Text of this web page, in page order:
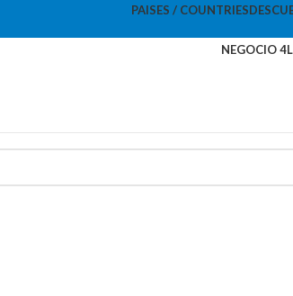
PAISES / COUNTRIES
NEGOCIO